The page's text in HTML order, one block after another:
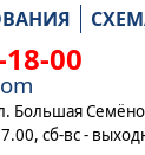
00
Большая
сб-вс -